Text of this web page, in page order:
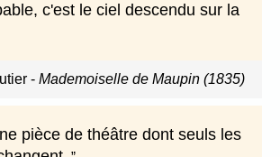
c'est le ciel descendu sur la
- Mademoiselle de Maupin (1835)
pièce de théâtre dont seuls les